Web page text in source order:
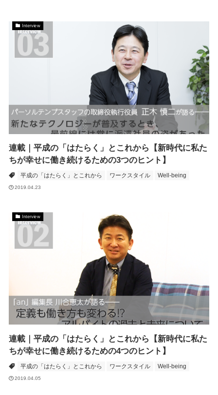
Interview
連載｜平成の「はたらく」とこれから【新時代に私た
ちが幸せに働き続けるための3つのヒント】
平成の「はたらく」とこれから ワークスタイル Well-being
2019.04.23
Interview
連載｜平成の「はたらく」とこれから【新時代に私た
ちが幸せに働き続けるための4つのヒント】
平成の「はたらく」とこれから ワークスタイル Well-being
2019.04.05